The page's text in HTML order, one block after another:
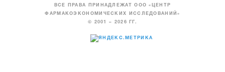
ВСЕ ПРАВА ПРИНАДЛЕЖАТ ООО «ЦЕНТР
ФАРМАКОЭКОНОМИЧЕСКИХ ИССЛЕДОВАНИЙ»
© 2001 – 2026 ГГ.